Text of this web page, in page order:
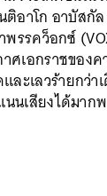
ติอาโก อาบัสกัล
พรรคว็อกซ์
ศเอกราชของ
ะเลวร้ายกว่า
นนเสียงได้มาก